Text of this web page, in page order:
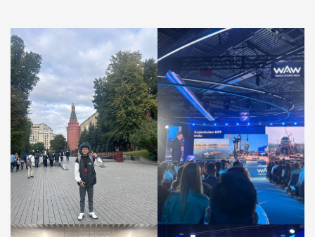
ရှင်း
နိုင်ငံ၊
မော်
စ
ကို
မြို့
တွင်
၂၄.၉.၂၀၂၅
ရက်
၂၉.၉.၂၀၂၅
ရက်
အထိ
ကျင်းပ